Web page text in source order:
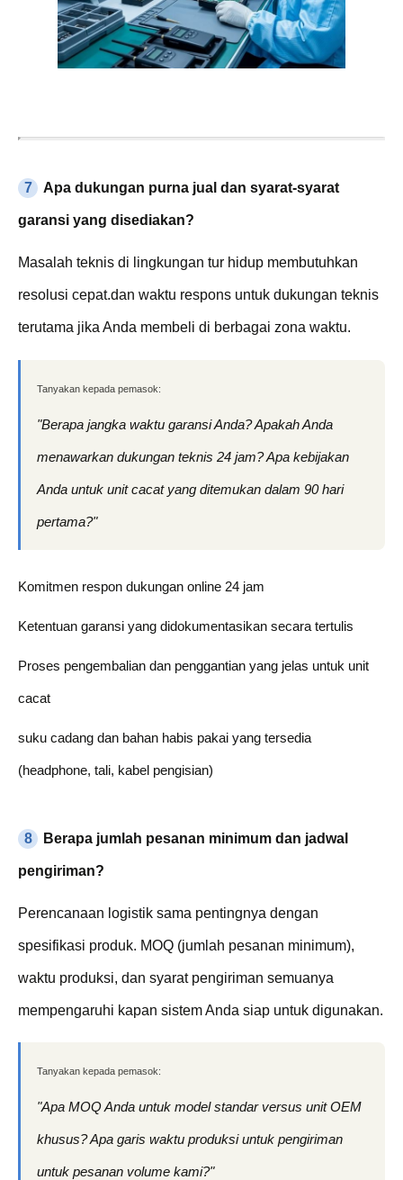
7 Apa dukungan purna jual dan syarat-syarat
garansi yang disediakan?
Masalah teknis di lingkungan tur hidup membutuhkan
resolusi cepat.dan waktu respons untuk dukungan teknis
terutama jika Anda membeli di berbagai zona waktu.
Tanyakan kepada pemasok:
"Berapa jangka waktu garansi Anda? Apakah Anda
menawarkan dukungan teknis 24 jam? Apa kebijakan
Anda untuk unit cacat yang ditemukan dalam 90 hari
pertama?"
Komitmen respon dukungan online 24 jam
Ketentuan garansi yang didokumentasikan secara tertulis
Proses pengembalian dan penggantian yang jelas untuk unit
cacat
suku cadang dan bahan habis pakai yang tersedia
(headphone, tali, kabel pengisian)
8 Berapa jumlah pesanan minimum dan jadwal
pengiriman?
Perencanaan logistik sama pentingnya dengan
spesifikasi produk. MOQ (jumlah pesanan minimum),
waktu produksi, dan syarat pengiriman semuanya
mempengaruhi kapan sistem Anda siap untuk digunakan.
Tanyakan kepada pemasok:
"Apa MOQ Anda untuk model standar versus unit OEM
khusus? Apa garis waktu produksi untuk pengiriman
untuk pesanan volume kami?"